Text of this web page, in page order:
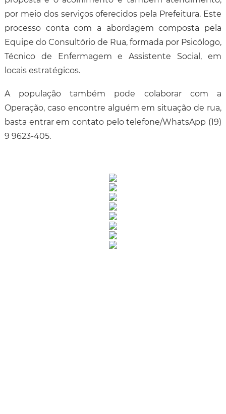
por meio dos serviços oferecidos pela Prefeitura. Este
processo conta com a abordagem composta pela
Equipe do Consultório de Rua, formada por Psicólogo,
Técnico de Enfermagem e Assistente Social, em
locais estratégicos.
A população também pode colaborar com a
Operação, caso encontre alguém em situação de rua,
basta entrar em contato pelo telefone/WhatsApp (19)
9 9623-405.